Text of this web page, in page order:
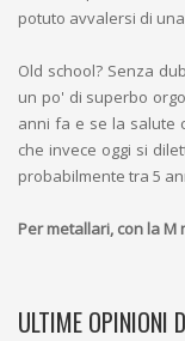
potuto avvalersi di
Old school? Senza
un po' di superbo
anni fa e se la salute
che invece oggi si
probabilmente tra 5
Per metallari, con la M
ULTIME OPINIONI